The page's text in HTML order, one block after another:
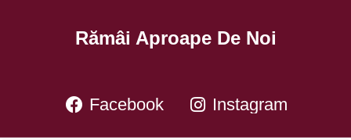
Rămâi Aproape De Noi
Facebook Instagram